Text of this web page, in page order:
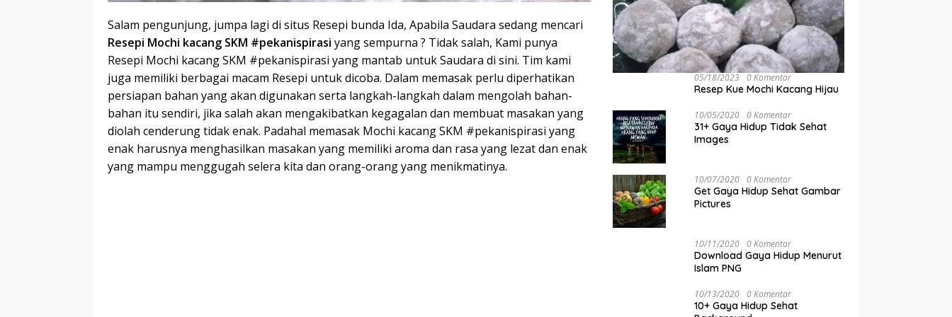
Salam pengunjung, jumpa lagi di situs Resepi bunda Ida, Apabila Saudara sedang mencari
Resepi Mochi kacang SKM #pekanispirasi yang sempurna ? Tidak salah, Kami punya
Resepi Mochi kacang SKM #pekanispirasi yang mantab untuk Saudara di sini. Tim kami
juga memiliki berbagai macam Resepi untuk dicoba. Dalam memasak perlu diperhatikan
persiapan bahan yang akan digunakan serta langkah-langkah dalam mengolah bahan-
bahan itu sendiri, jika salah akan mengakibatkan kegagalan dan membuat masakan yang
diolah cenderung tidak enak. Padahal memasak Mochi kacang SKM #pekanispirasi yang
enak harusnya menghasilkan masakan yang memiliki aroma dan rasa yang lezat dan enak
yang mampu menggugah selera kita dan orang-orang yang menikmatinya.
05/18/2023 0 Komentar
Resep Kue Mochi Kacang Hijau
10/05/2020 0 Komentar
31+ Gaya Hidup Tidak Sehat
Images
10/07/2020 0 Komentar
Get Gaya Hidup Sehat Gambar
Pictures
10/11/2020 0 Komentar
Download Gaya Hidup Menurut
Islam PNG
10/13/2020 0 Komentar
10+ Gaya Hidup Sehat